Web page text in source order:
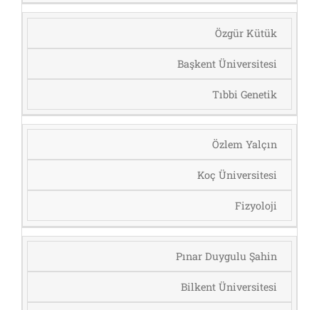
Özgür Kütük
Başkent Üniversitesi
Tıbbi Genetik
Özlem Yalçın
Koç Üniversitesi
Fizyoloji
Pınar Duygulu Şahin
Bilkent Üniversitesi